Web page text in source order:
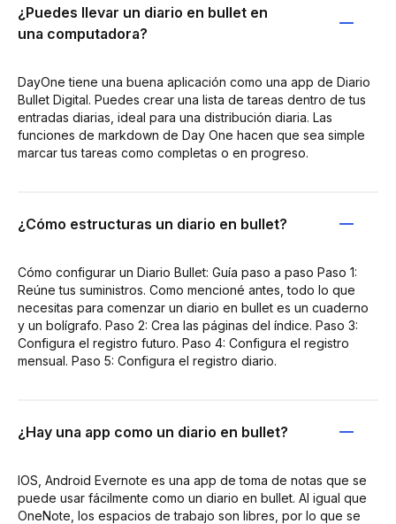
¿Puedes llevar un diario en bullet en
una computadora?
DayOne tiene una buena aplicación como una app de Diario
Bullet Digital. Puedes crear una lista de tareas dentro de tus
entradas diarias, ideal para una distribución diaria. Las
funciones de markdown de Day One hacen que sea simple
marcar tus tareas como completas o en progreso.
¿Cómo estructuras un diario en bullet?
Cómo configurar un Diario Bullet: Guía paso a paso Paso 1:
Reúne tus suministros. Como mencioné antes, todo lo que
necesitas para comenzar un diario en bullet es un cuaderno
y un bolígrafo. Paso 2: Crea las páginas del índice. Paso 3:
Configura el registro futuro. Paso 4: Configura el registro
mensual. Paso 5: Configura el registro diario.
¿Hay una app como un diario en bullet?
IOS, Android Evernote es una app de toma de notas que se
puede usar fácilmente como un diario en bullet. Al igual que
OneNote, los espacios de trabajo son libres, por lo que se